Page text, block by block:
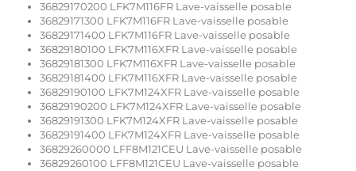
36829170200 LFK7M116FR Lave-vaisselle posable
36829171300 LFK7M116FR Lave-vaisselle posable
36829171400 LFK7M116FR Lave-vaisselle posable
36829180100 LFK7M116XFR Lave-vaisselle posable
36829181300 LFK7M116XFR Lave-vaisselle posable
36829181400 LFK7M116XFR Lave-vaisselle posable
36829190100 LFK7M124XFR Lave-vaisselle posable
36829190200 LFK7M124XFR Lave-vaisselle posable
36829191300 LFK7M124XFR Lave-vaisselle posable
36829191400 LFK7M124XFR Lave-vaisselle posable
36829260000 LFF8M121CEU Lave-vaisselle posable
36829260100 LFF8M121CEU Lave-vaisselle posable